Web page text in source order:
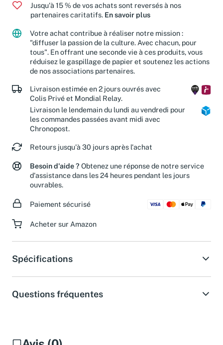
Jusqu'à 15 % de vos achats sont reversés à nos
partenaires caritatifs. En savoir plus
Votre achat contribue à réaliser notre mission :
"diffuser la passion de la culture. Avec chacun, pour
tous". En offrant une seconde vie à ces produits, vous
réduisez le gaspillage de papier et soutenez les actions
de nos associations partenaires.
Livraison estimée en 2 jours ouvrés avec
Colis Privé et Mondial Relay.
Livraison le lendemain du lundi au vendredi pour
les commandes passées avant midi avec
Chronopost.
Retours jusqu'à 30 jours après l'achat
Besoin d'aide ? Obtenez une réponse de notre service
d'assistance dans les 24 heures pendant les jours
ouvrables.
Paiement sécurisé
Acheter sur Amazon
Spécifications
Questions fréquentes